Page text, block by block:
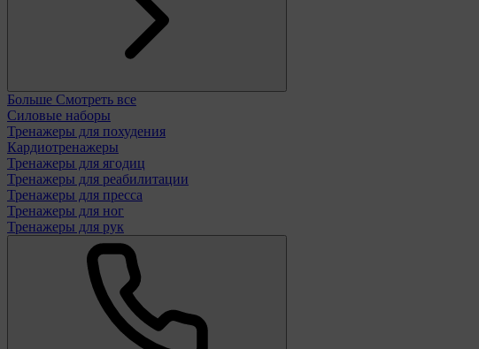
Больше Смотреть все
Силовые наборы
Тренажеры для похудения
Кардиотренажеры
Тренажеры для ягодиц
Тренажеры для реабилитации
Тренажеры для пресса
Тренажеры для ног
Тренажеры для рук